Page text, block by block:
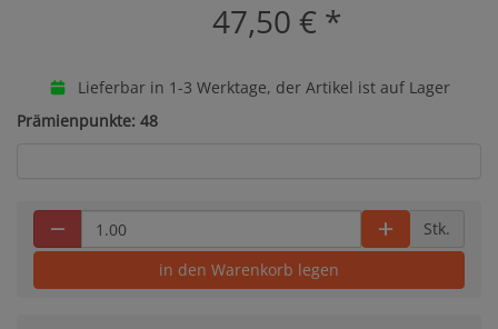
47,50 € *
Lieferbar in 1-3 Werktage, der Artikel ist auf Lager
Prämienpunkte: 48
Stk.
in den Warenkorb legen